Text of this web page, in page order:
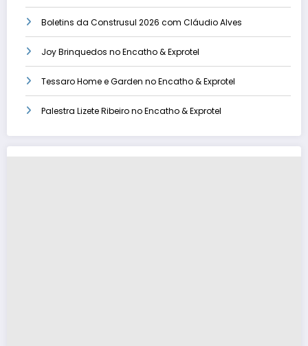
Boletins da Construsul 2026 com Cláudio Alves
Joy Brinquedos no Encatho & Exprotel
Tessaro Home e Garden no Encatho & Exprotel
Palestra Lizete Ribeiro no Encatho & Exprotel